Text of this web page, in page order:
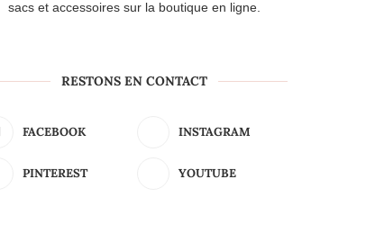
sacs et accessoires sur la boutique en ligne.
RESTONS EN CONTACT
FACEBOOK INSTAGRAM
PINTEREST YOUTUBE